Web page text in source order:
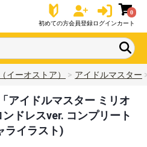
初めての方会員登録ログイン
0
カート
イーオストア） アイドルマスター
アイドルマスター ミリオ
ドレスver. コンプリート
ライラスト)